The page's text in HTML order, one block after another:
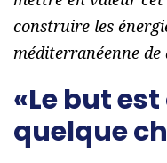
construire les
méditerranéenne de
«Le but
quelque